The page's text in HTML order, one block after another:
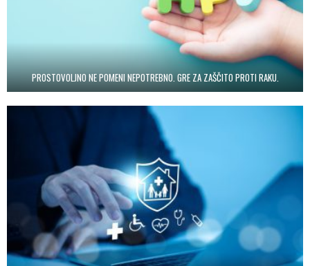
PROSTOVOLJNO NE POMENI NEPOTREBNO. GRE ZA ZAŠČITO PROTI RAKU.